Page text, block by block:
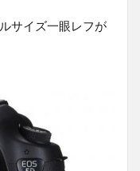
サイズ一眼レフが